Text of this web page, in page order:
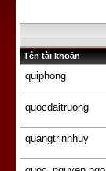
Tên tài khoản
quiphong
quocdaitruong
quangtrinhhuy